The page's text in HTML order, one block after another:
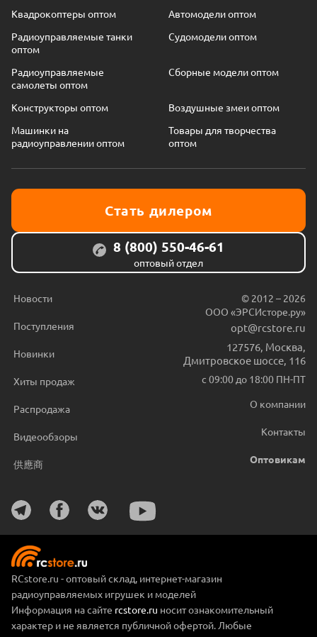
Квадрокоптеры оптом
Автомодели оптом
Радиоуправляемые танки
оптом
Судомодели оптом
Радиоуправляемые
самолеты оптом
Сборные модели оптом
Конструкторы оптом
Воздушные змеи оптом
Машинки на
радиоуправлении оптом
Товары для творчества
оптом
Стать дилером
8 (800) 550-46-61
оптовый отдел
Новости
Поступления
Новинки
Хиты продаж
Распродажа
Видеообзоры
供應商
© 2012 – 2026
ООО «ЭРСИсторе.ру»
opt@rcstore.ru
127576 Москва
Дмитровское шоссе, 116
с 09:00 до 18:00 ПН-ПТ
О компании
Контакты
Оптовикам
RCstore.ru - оптовый склад, интернет-магазин
радиоуправляемых игрушек и моделей
Информация на сайте rcstore.ru носит ознакомительный
характер и не является публичной офертой. Любые